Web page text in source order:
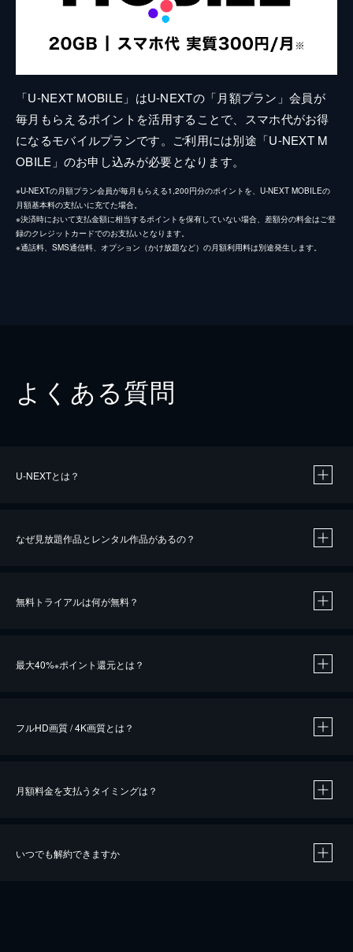
「U-NEXT MOBILE」はU-NEXTの「月額プラン」会員が
毎月もらえるポイントを活用することで、スマホ代がお得
になるモバイルプランです。ご利用には別途「U-NEXT M
OBILE」のお申し込みが必要となります。
※U-NEXTの月額プラン会員が毎月もらえる1,200円分のポイントを、U-NEXT MOBILEの
月額基本料の支払いに充てた場合。
※決済時において支払金額に相当するポイントを保有していない場合、差額分の料金はご登
録のクレジットカードでのお支払いとなります。
※通話料、SMS通信料、オプション（かけ放題など）の月額利用料は別途発生します。
よくある質問
U-NEXTとは？
なぜ見放題作品とレンタル作品があるの？
無料トライアルは何が無料？
最大40%※ポイント還元とは？
※40％ポイント還元の対象は、クレジットカード決済による作品の購入 / レンタルです。
フルHD画質 / 4K画質とは？
月額料金を支払うタイミングは？
いつでも解約できますか